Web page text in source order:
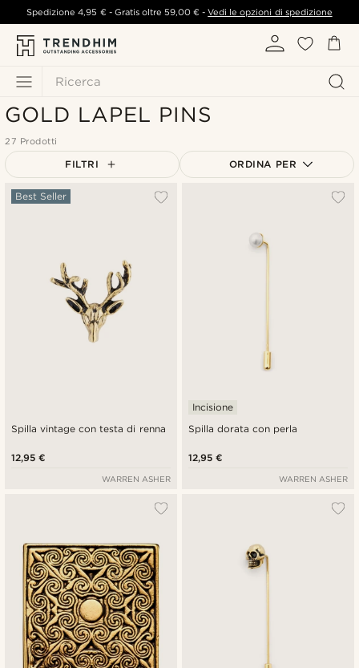
Ricerca
Spedizione4,95 €- Gratis oltre 59,00 € -Vedi le opzioni di spedizione
GOLD LAPEL PINS
27 Prodotti
FILTRI ORDINA PER
Più economici
Spilla vintage con testa di renna
Best Seller
12,95 €
WARREN ASHER
Spilla dorata con perla
Incisione
12,95 €
WARREN ASHER